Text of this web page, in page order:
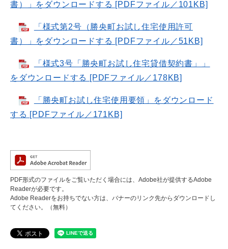
書）」をダウンロードする [PDFファイル／101KB]
「様式第2号（勝央町お試し住宅使用許可
書）」をダウンロードする [PDFファイル／51KB]
「様式3号「勝央町お試し住宅貸借契約書」」
をダウンロードする [PDFファイル／178KB]
「勝央町お試し住宅使用要領」をダウンロード
する [PDFファイル／171KB]
PDF形式のファイルをご覧いただく場合には、Adobe社が提供するAdobe
Readerが必要です。
Adobe Readerをお持ちでない方は、バナーのリンク先からダウンロードし
てください。（無料）